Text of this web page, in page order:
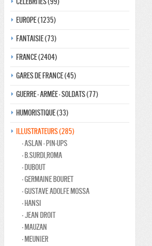
Europe (1235)
Fantaisie (73)
France (2404)
Gares de france (45)
Guerre - Armée - Soldats (77)
Humoristique (33)
Illustrateurs (285)
- Aslan - pin-ups
- B.Surdi,Roma
- Dubout
- Germaine bouret
- Gustave adolfe Mossa
- Hansi
- Jean Droit
- Mauzan
- Meunier